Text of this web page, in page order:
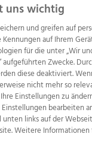
uns wichtig
und greifen auf
auf Ihrem
für die unter „Wir
Zwecke.
diese deaktiviert.
nicht mehr so
Einstellungen zu
bearbeiten
unten links auf der
Weitere Informationen